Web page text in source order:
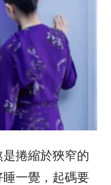
是捲縮於狹窄的
一覺，起碼要